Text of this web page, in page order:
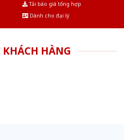
Tải báo giá tổng hợp
Dành cho đại lý
HÀNG